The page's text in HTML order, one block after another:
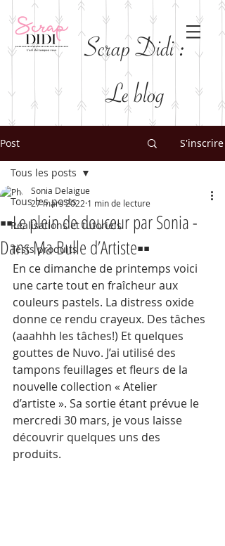
Scrap Didi :
Le blog
Post S'inscrire
Tous les posts
Réalisations et tutoriels
Tests produits
Tous les posts
▪️▪️Le plein de douceur par Sonia -
Dans Ma Bulle d’Artiste▪️▪️
Sonia Delaigue
27 mars 2022 1 min de lecture
En ce dimanche de printemps voici
une carte tout en fraîcheur aux
couleurs pastels. La distress oxide
donne ce rendu crayeux. Des tâches
(aaahhh les tâches!) Et quelques
gouttes de Nuvo. J’ai utilisé des
tampons feuillages et fleurs de la
nouvelle collection « Atelier
d’artiste ». Sa sortie étant prévue le
mercredi 30 mars, je vous laisse
découvrir quelques uns des
produits.